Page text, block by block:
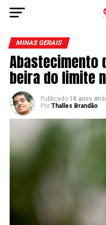
MINAS GERAIS
Abastecimento
beira do limite
Publicado 18 anos
Por Thalles Brandão